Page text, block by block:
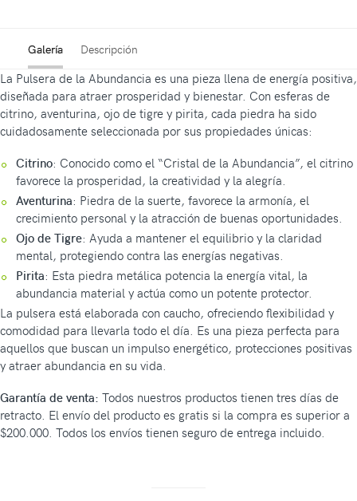
Galería Descripción
La Pulsera de la Abundancia es una pieza llena de energía positiva,
diseñada para atraer prosperidad y bienestar. Con esferas de
citrino, aventurina, ojo de tigre y pirita, cada piedra ha sido
cuidadosamente seleccionada por sus propiedades únicas:
Citrino: Conocido como el “Cristal de la Abundancia”, el citrino
favorece la prosperidad, la creatividad y la alegría.
Aventurina: Piedra de la suerte, favorece la armonía, el
crecimiento personal y la atracción de buenas oportunidades.
Ojo de Tigre: Ayuda a mantener el equilibrio y la claridad
mental, protegiendo contra las energías negativas.
Pirita: Esta piedra metálica potencia la energía vital, la
abundancia material y actúa como un potente protector.
La pulsera está elaborada con caucho, ofreciendo flexibilidad y
comodidad para llevarla todo el día. Es una pieza perfecta para
aquellos que buscan un impulso energético, protecciones positivas
y atraer abundancia en su vida.
Garantía de venta: Todos nuestros productos tienen tres días de
retracto. El envío del producto es gratis si la compra es superior a
$200.000. Todos los envíos tienen seguro de entrega incluido.